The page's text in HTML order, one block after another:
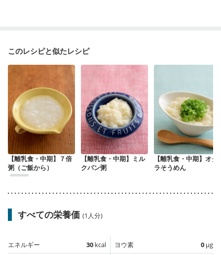
このレシピと似たレシピ
【離乳食・中期】７倍
粥（ご飯から）
【離乳食・中期】ミル
クパン粥
【離乳食・中期】オク
ラそうめん
すべての栄養価 (1人分)
エネルギー 30 kcal
ヨウ素 0 µg